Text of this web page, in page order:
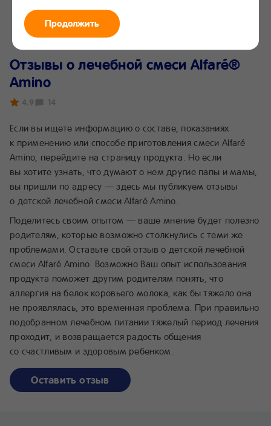
Отзывы о лечебной смеси Alfaré®
Amino
4.9 14
Если вы ищете информацию о составе, показаниях
к применению или способе приготовления смеси Alfaré
Amino, перейдите на страницу продукта. Но если
вы хотите узнать, что думают о нем другие папы и мамы,
вы пришли по адресу — здесь мы публикуем отзывы
о детской лечебной смеси Alfaré Amino.
Поделитесь своим опытом — ваше мнение будет полезно
родителям, которые возможно столкнулись с теми же
проблемами. Оставьте свой отзыв о детской лечебной
смеси Alfaré Amino. Возможно Ваш опыт использования
продукта поможет другим родителям понять, что
аллергия на белок коровьего молока, как бы тяжело она
не проявлялась, это временная проблема. При правильно
подобранном лечебном питании тяжелый период лечения
проходит, и возвращается радость общения
со счастливым и здоровым ребенком.
Оставить отзыв
Продолжить